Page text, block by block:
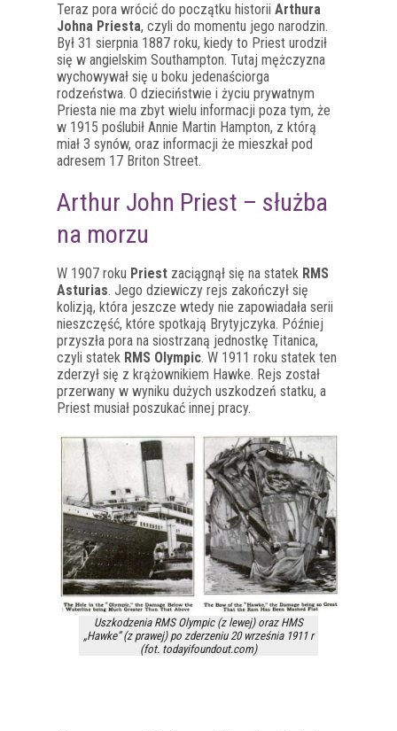
Teraz pora wrócić do początku historii Arthura
Johna Priesta, czyli do momentu jego narodzin.
Był 31 sierpnia 1887 roku, kiedy to Priest urodził
się w angielskim Southampton. Tutaj mężczyzna
wychowywał się u boku jedenaściorga
rodzeństwa. O dzieciństwie i życiu prywatnym
Priesta nie ma zbyt wielu informacji poza tym, że
w 1915 poślubił Annie Martin Hampton, z którą
miał 3 synów, oraz informacji że mieszkał pod
adresem 17 Briton Street.
Arthur John Priest – służba
na morzu
W 1907 roku Priest zaciągnął się na statek RMS
Asturias. Jego dziewiczy rejs zakończył się
kolizją, która jeszcze wtedy nie zapowiadała serii
nieszczęść, które spotkają Brytyjczyka. Później
przyszła pora na siostrzaną jednostkę Titanica,
czyli statek RMS Olympic. W 1911 roku statek ten
zderzył się z krążownikiem Hawke. Rejs został
przerwany w wyniku dużych uszkodzeń statku, a
Priest musiał poszukać innej pracy.
Uszkodzenia RMS Olympic (z lewej) oraz HMS
„Hawke” (z prawej) po zderzeniu 20 września 1911 r
(fot. todayifoundout.com)